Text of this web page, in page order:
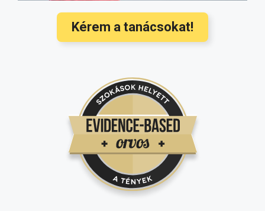
Kérem a tanácsokat!